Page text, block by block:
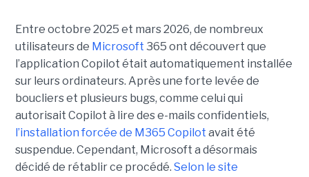
Entre octobre 2025 et mars 2026, de nombreux
utilisateurs de Microsoft 365 ont découvert que
l’application Copilot était automatiquement installée
sur leurs ordinateurs. Après une forte levée de
boucliers et plusieurs bugs, comme celui qui
autorisait Copilot à lire des e-mails confidentiels,
l’installation forcée de M365 Copilot avait été
suspendue. Cependant, Microsoft a désormais
décidé de rétablir ce procédé. Selon le site